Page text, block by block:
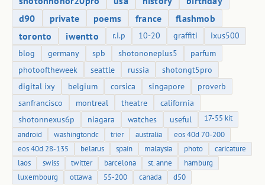
d90
private poems france
flashmob
toronto
iwentto r.i.p 10-20 graffiti
ixus500
blog
germany spb shotononeplus5
parfum
photooftheweek
seattle russia
shotongt5pro
digital ixy
belgium corsica singapore
proverb
sanfrancisco
montreal theatre
california
shotonnexus6p
niagara watches useful
17-55 kit
android
washingtondc trier australia
eos 40d 70-200
eos 40d 28-135
belarus spain malaysia photo
caricature
laos
swiss twitter barcelona st. anne
hamburg
luxembourg
ottawa 55-200 canada d50